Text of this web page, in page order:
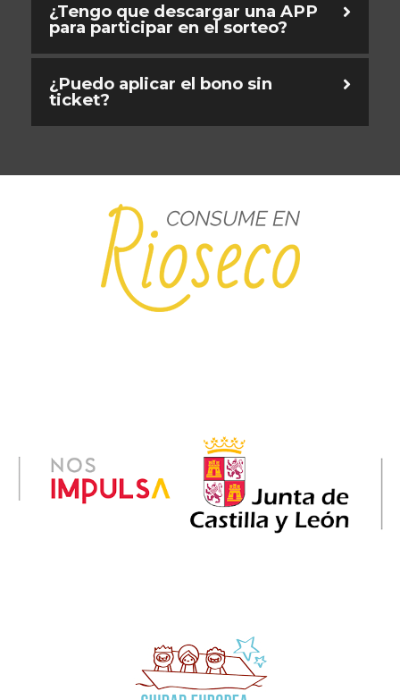
¿Tengo que descargar una APP
para participar en el sorteo?
¿Puedo aplicar el bono sin
ticket?